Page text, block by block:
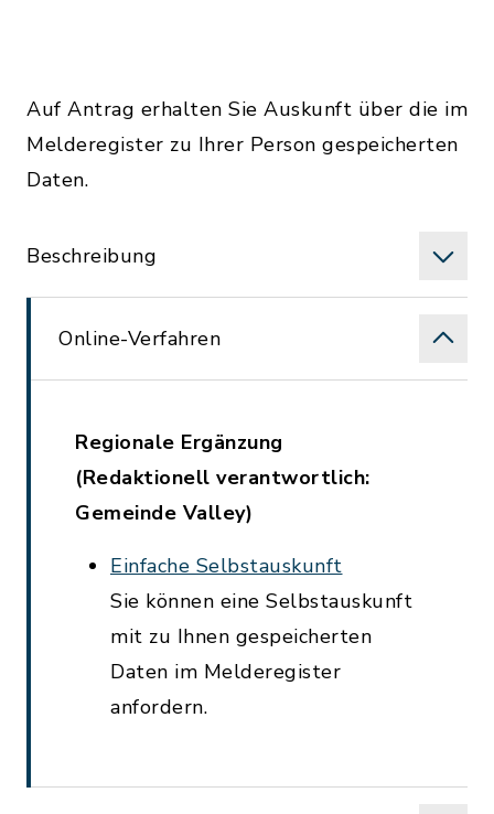
Auf Antrag erhalten Sie Auskunft über die im
Melderegister zu Ihrer Person gespeicherten
Daten.
Beschreibung
Online-Verfahren
Regionale Ergänzung
(Redaktionell verantwortlich:
Gemeinde Valley)
Einfache Selbstauskunft
Sie können eine Selbstauskunft
mit zu Ihnen gespeicherten
Daten im Melderegister
anfordern.